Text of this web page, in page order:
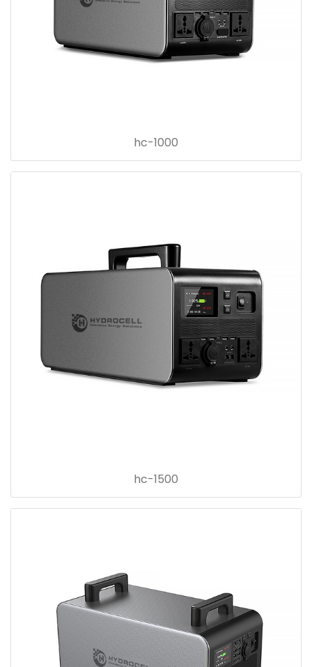
hc-1000
hc-1500